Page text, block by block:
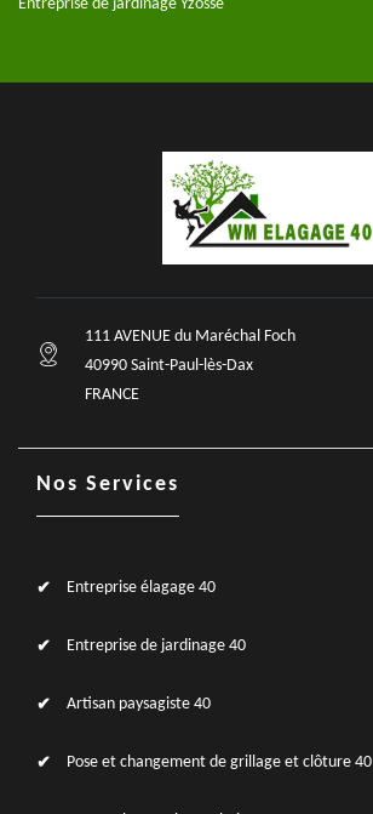
Entreprise de jardinage Yzosse
111 AVENUE du Maréchal Foch
40990 Saint-Paul-lès-Dax
FRANCE
Nos Services
Entreprise élagage 40
Entreprise de jardinage 40
Artisan paysagiste 40
Pose et changement de grillage et clôture 40